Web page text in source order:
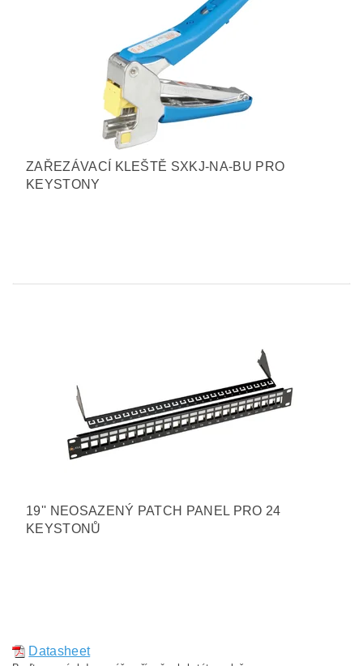
ZAŘEZÁVACÍ KLEŠTĚ SXKJ-NA-BU PRO
KEYSTONY
19'' NEOSAZENÝ PATCH PANEL PRO 24
KEYSTONŮ
Datasheet